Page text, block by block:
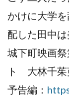
かけに大学
配した田中
城下町映画
ト 大林千茱
予告編：